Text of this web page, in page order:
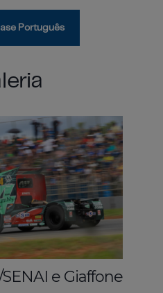
Português
e Giaffone